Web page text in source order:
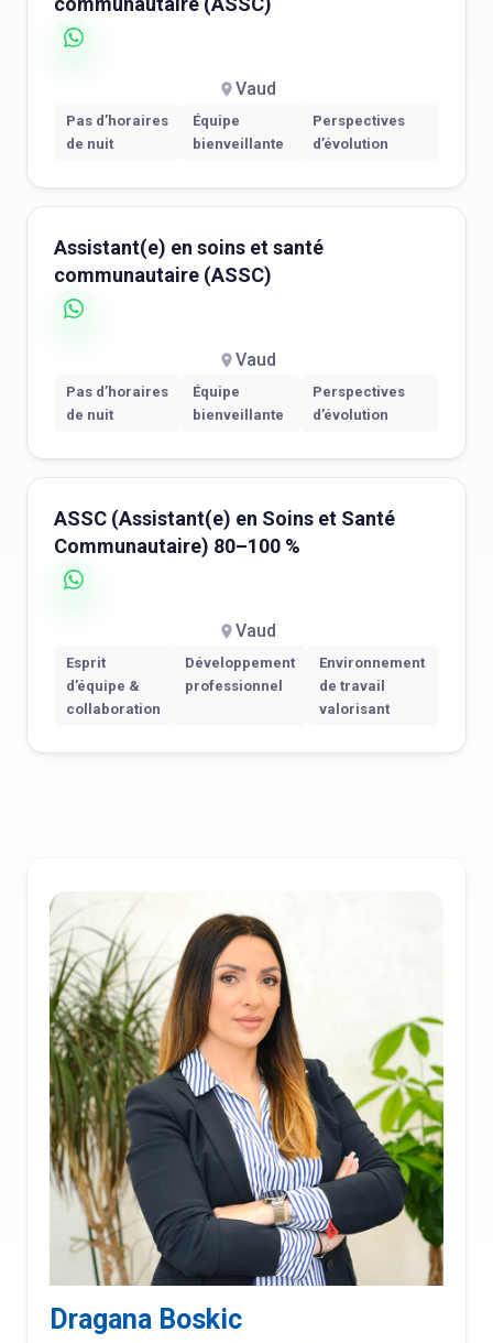
Vaud
Pas d’horaires
de nuit
Équipe
bienveillante
Perspectives
d’évolution
Assistant(e) en soins et santé
communautaire (ASSC)
Vaud
Pas d’horaires
de nuit
Équipe
bienveillante
Perspectives
d’évolution
ASSC (Assistant(e) en Soins et Santé
Communautaire) 80–100 %
Vaud
Esprit
d’équipe &
collaboration
Développement
professionnel
Environnement
de travail
valorisant
Dragana Boskic